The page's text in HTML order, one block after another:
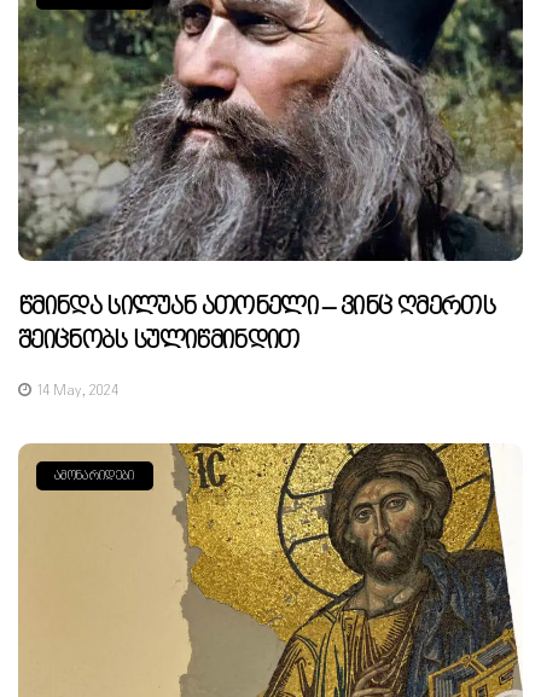
Წმინდა Სილუან Ათონელი – Ვინც Ღმერთს
Შეიცნობს Სულიწმინდით
14 May, 2024
ᲐᲛᲝᲜᲐᲠᲘᲓᲔᲑᲘ